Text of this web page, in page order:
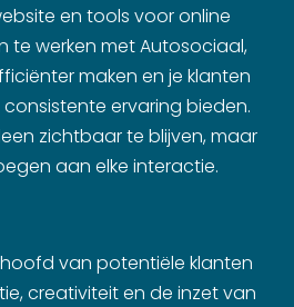
en tools voor online
te werken met Autosociaal,
maken en je klanten
ervaring bieden.
zichtbaar te blijven, maar
aan elke interactie.
van potentiële klanten
creativiteit en de inzet van